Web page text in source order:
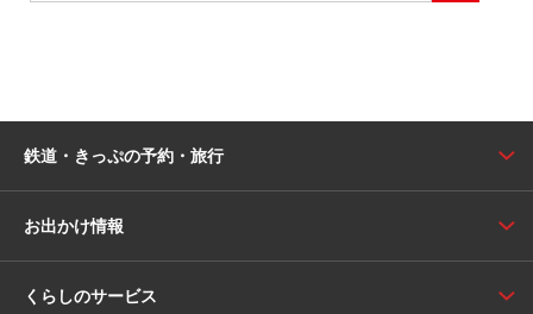
鉄道・きっぷの予約・旅行
お出かけ情報
くらしのサービス